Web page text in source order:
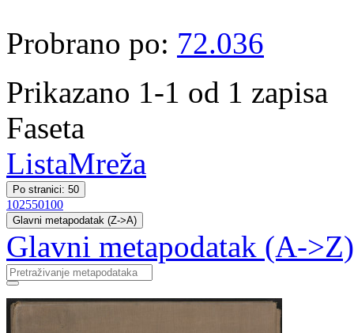
Probrano po: 72.036
Prikazano 1-1 od 1 zapisa
Faseta
ListaMreža
Po stranici: 50
102550100
Glavni metapodatak (Z->A)
Glavni metapodatak (A->Z)